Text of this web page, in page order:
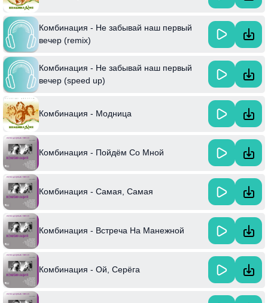
Комбинация - Не забывай наш первый
вечер (remix)
Комбинация - Не забывай наш первый
вечер (speed up)
Комбинация - Модница
Комбинация - Пойдём Со Мной
Комбинация - Самая, Самая
Комбинация - Встреча На Манежной
Комбинация - Ой, Серёга